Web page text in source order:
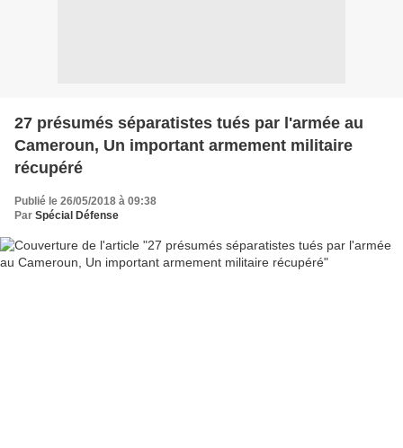
27 présumés séparatistes tués par l'armée au
Cameroun, Un important armement militaire
récupéré
Publié le 26/05/2018 à 09:38
Par Spécial Défense